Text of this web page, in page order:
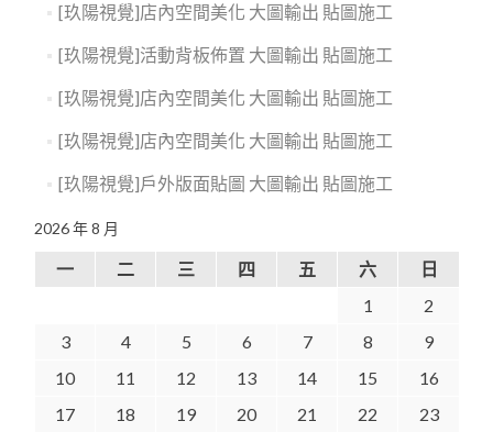
[玖陽視覺]店內空間美化 大圖輸出 貼圖施工
[玖陽視覺]活動背板佈置 大圖輸出 貼圖施工
[玖陽視覺]店內空間美化 大圖輸出 貼圖施工
[玖陽視覺]店內空間美化 大圖輸出 貼圖施工
[玖陽視覺]戶外版面貼圖 大圖輸出 貼圖施工
2026 年 8 月
一 二 三 四 五 六
日
1
2
3
4 5 6 7 8
9
10
11 12 13 14 15
16
17
18 19 20 21 22
23